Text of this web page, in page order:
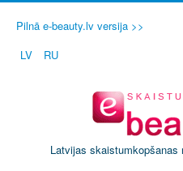
Pilnā e-beauty.lv versija >>
LV
RU
Latvijas skaistumkopšanas